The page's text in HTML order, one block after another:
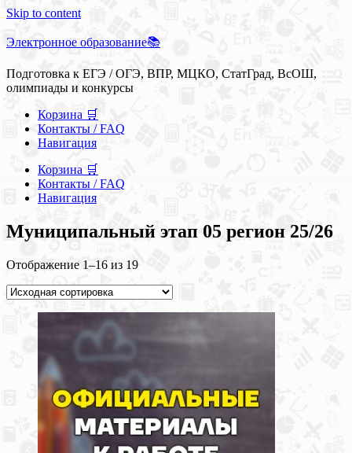
Skip to content
Электронное образование📚
Подготовка к ЕГЭ / ОГЭ, ВПР, МЦКО, СтатГрад, ВсОШ,
олимпиады и конкурсы
Корзина 🛒
Контакты / FAQ
Навигация
Корзина 🛒
Контакты / FAQ
Навигация
Муниципальный этап 05 регион 25/26
Отображение 1–16 из 19